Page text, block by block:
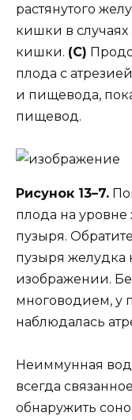
растянутого
кишки в
кишки. (C)
плода с
и пищевода,
пищевод.
Рисунок 13–7.
плода на
пузыря.
пузыря желудка
изображении.
многоводием, у
наблюдалась
Неиммунная
всегда
обнаружить